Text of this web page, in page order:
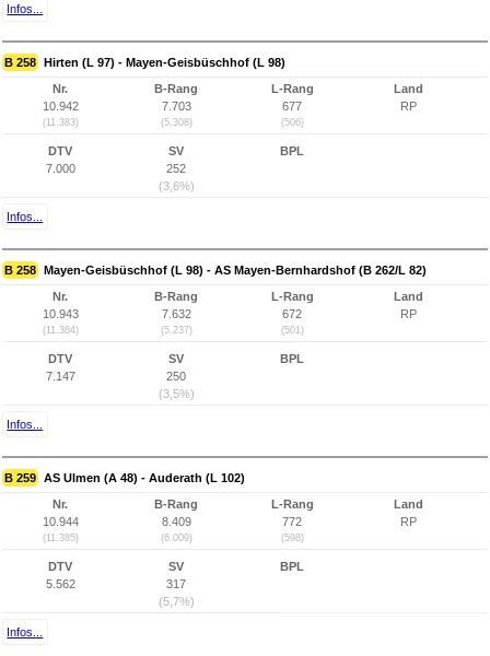
Infos...
B 258 Hirten (L 97) - Mayen-Geisbüschhof (L 98)
Nr.
10.942
(11.383)
B-Rang
7.703
(5.308)
L-Rang
677
(506)
Land
RP
DTV
7.000
SV
252
(3,6%)
BPL
Infos...
B 258 Mayen-Geisbüschhof (L 98) - AS Mayen-Bernhardshof (B 262/L 82)
Nr.
10.943
(11.384)
B-Rang
7.632
(5.237)
L-Rang
672
(501)
Land
RP
DTV
7.147
SV
250
(3,5%)
BPL
Infos...
B 259 AS Ulmen (A 48) - Auderath (L 102)
Nr.
10.944
(11.385)
B-Rang
8.409
(6.009)
L-Rang
772
(598)
Land
RP
DTV
5.562
SV
317
(5,7%)
BPL
Infos...